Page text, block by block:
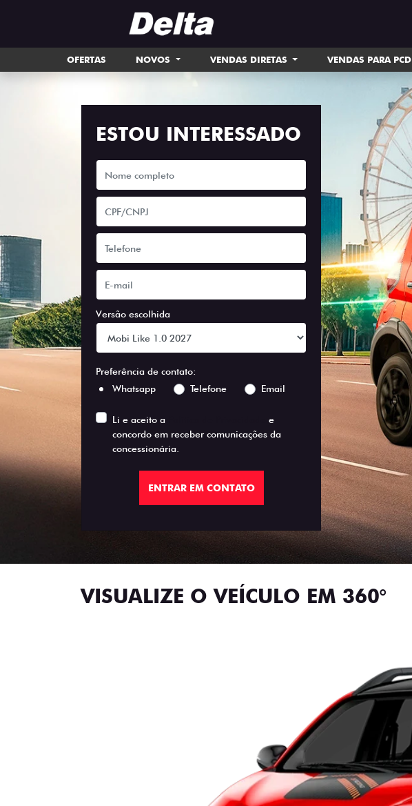
OFERTAS NOVOS VENDAS DIRETAS VENDAS PARA PCD
ESTOU INTERESSADO
Versão escolhida
Preferência de contato:
Whatsapp
Telefone Email
Li e aceito a
e
concordo em receber comunicações da
concessionária.
ENTRAR EM CONTATO
VISUALIZE O VEÍCULO EM 360°